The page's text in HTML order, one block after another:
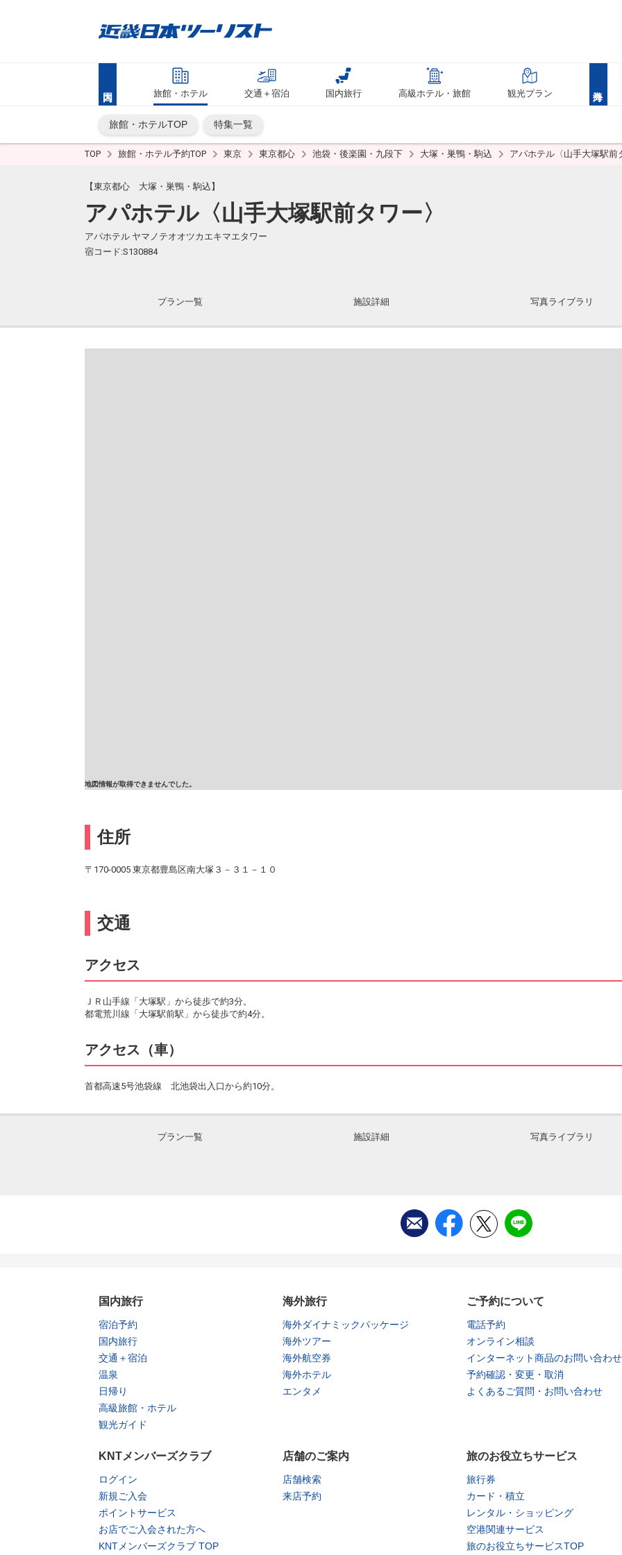
旅館・ホテル 交通＋宿泊 国内旅行 高級ホテル・旅館 観光プラン
旅館・ホテルTOP 特集一覧
TOP 旅館・ホテル予約TOP 東京 東京都心 池袋・後楽園・九段下 大塚・巣鴨・駒込 アパホテル〈山手大塚駅
【東京都心 大塚・巣鴨・駒込】
アパホテル〈山手大塚駅前タワー〉
アパホテル ヤマノテオオツカエキマエタワー
宿コード:S130884
プラン一覧 施設詳細 写真ライブラリ
地図情報が取得できませんでした。
住所
〒170-0005 東京都豊島区南大塚３－３１－１０
交通
アクセス
ＪＲ山手線「大塚駅」から徒歩で約3分。
都電荒川線「大塚駅前駅」から徒歩で約4分。
アクセス（車）
首都高速5号池袋線 北池袋出入口から約10分。
プラン一覧 施設詳細 写真ライブラリ
国内旅行
宿泊予約
国内旅行
交通＋宿泊
温泉
日帰り
高級旅館・ホテル
観光ガイド
海外旅行
海外ダイナミックパッケージ
海外ツアー
海外航空券
海外ホテル
エンタメ
ご予約について
電話予約
オンライン相談
インターネット商品のお問い合わせ
予約確認・変更・取消
よくあるご質問・お問い合わせ
KNTメンバーズクラブ
ログイン
新規ご入会
ポイントサービス
お店でご入会された方へ
KNTメンバーズクラブ TOP
店舗のご案内
店舗検索
来店予約
旅のお役立ちサービス
旅行券
カード・積立
レンタル・ショッピング
空港関連サービス
旅のお役立ちサービスTOP